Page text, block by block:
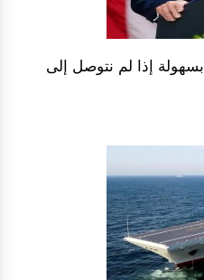
إذا لم نتوصل إلى